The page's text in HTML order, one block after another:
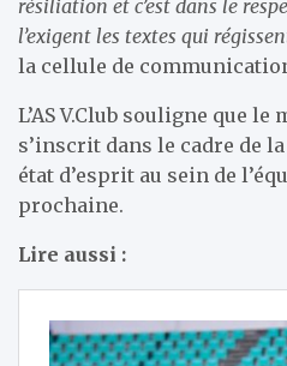
résiliation et c’est dans le
l’exigent les textes qui
la cellule de
L’AS V.Club souligne que le
s’inscrit dans le cadre de
état d’esprit au sein de
prochaine.
Lire aussi :